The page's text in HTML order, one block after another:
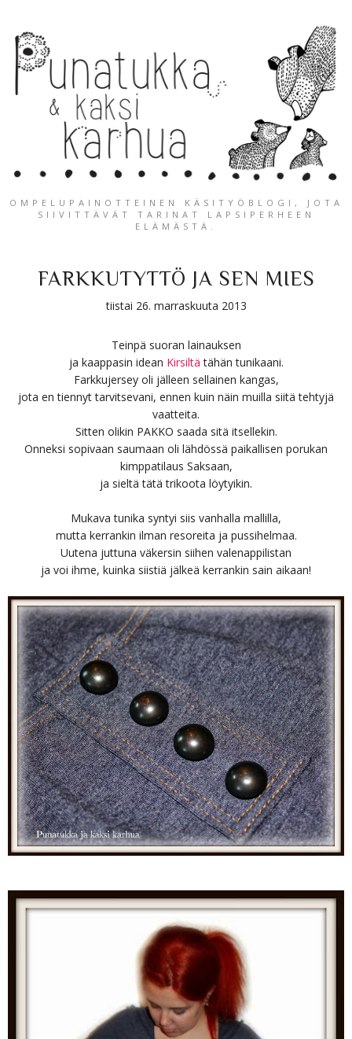
OMPELUPAINOTTEINEN KÄSITYÖBLOGI, JOTA
SIIVITTÄVÄT TARINAT LAPSIPERHEEN
ELÄMÄSTÄ.
FARKKUTYTTÖ JA SEN MIES
tiistai 26. marraskuuta 2013
Teinpä suoran lainauksen
ja kaappasin idean Kirsiltätähän tunikaani.
Farkkujersey oli jälleen sellainen kangas,
jota en tiennyt tarvitsevani, ennen kuin näin muilla siitä tehtyjä
vaatteita.
Sitten olikin PAKKO saada sitä itsellekin.
Onneksi sopivaan saumaan oli lähdössä paikallisen porukan
kimppatilaus Saksaan,
ja sieltä tätä trikoota löytyikin.
Mukava tunika syntyi siis vanhalla mallilla,
mutta kerrankin ilman resoreita ja pussihelmaa.
Uutena juttuna väkersin siihen valenappilistan
ja voi ihme, kuinka siistiä jälkeä kerrankin sain aikaan!